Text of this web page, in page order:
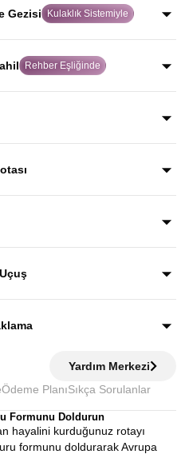
turda yer almayan British
dinleyerek gezersiniz.
Gezisi Kulaklık Sistemiyle
sistemiyle, dünyaca
üzere İskoçya’nın
keşfedersiniz.
Rehber Eşliğinde
House Cafe,
binalarını
uygulayan ve deneyimleyen
sadece görmekle
İrlanda’yı tek turda
rota, “orayı da görebilir
karşılaşmazsınız.
yer alan tüm geziler
biri olan Türk Hava
kalitesiyle seyahat edersiniz.
merkeze yakın kaliteli zincir
verimli kullanırsınız.
Yardım Merkezi
Ödeme Planı Sıkça Sorulanlar
Formunu Doldurun
hayalini kurduğunuz rotayı
formunu doldurarak Avrupa